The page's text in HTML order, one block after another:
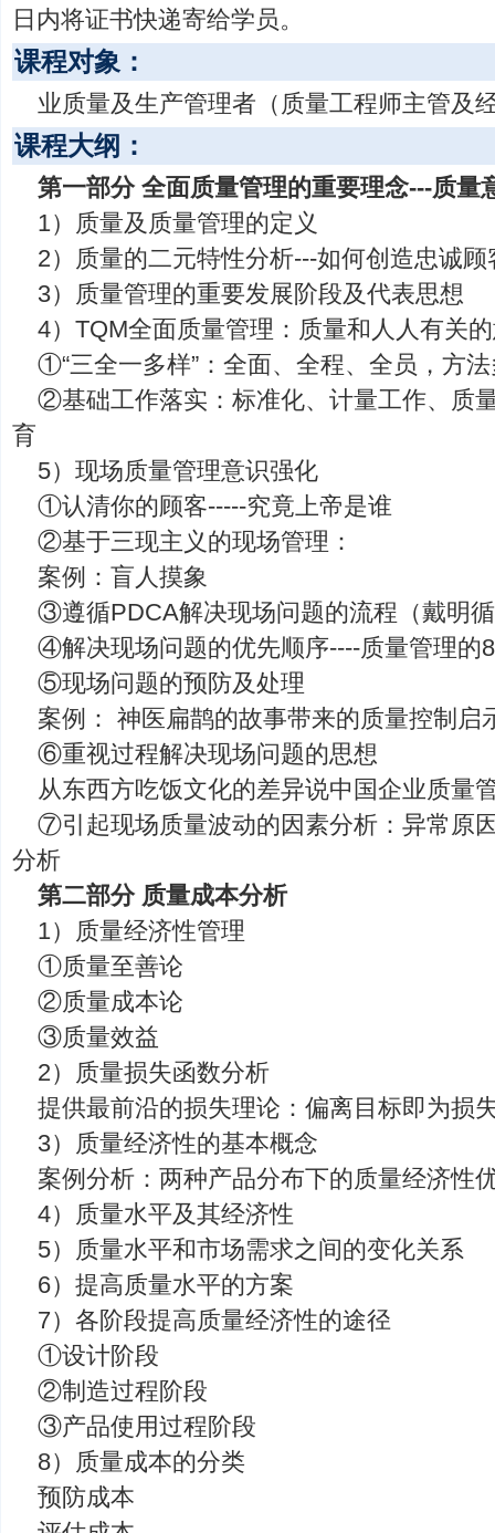
日内将证书快递寄给学员。
课程对象：
业质量及生产管理者（质量工程师主管及
课程大纲：
第一部分 全面质量管理的重要理念---质量
1）质量及质量管理的定义
2）质量的二元特性分析---如何创造忠诚顾
3）质量管理的重要发展阶段及代表思想
4）TQM全面质量管理：质量和人人有关
①“三全一多样”：全面、全程、全员，方
②基础工作落实：标准化、计量工作、质
育
5）现场质量管理意识强化
①认清你的顾客-----究竟上帝是谁
②基于三现主义的现场管理：
案例：盲人摸象
③遵循PDCA解决现场问题的流程（戴明
④解决现场问题的优先顺序----质量管理的
⑤现场问题的预防及处理
案例： 神医扁鹊的故事带来的质量控制启
⑥重视过程解决现场问题的思想
从东西方吃饭文化的差异说中国企业质量
⑦引起现场质量波动的因素分析：异常原
分析
第二部分 质量成本分析
1）质量经济性管理
①质量至善论
②质量成本论
③质量效益
2）质量损失函数分析
提供最前沿的损失理论：偏离目标即为损
3）质量经济性的基本概念
案例分析：两种产品分布下的质量经济性
4）质量水平及其经济性
5）质量水平和市场需求之间的变化关系
6）提高质量水平的方案
7）各阶段提高质量经济性的途径
①设计阶段
②制造过程阶段
③产品使用过程阶段
8）质量成本的分类
预防成本